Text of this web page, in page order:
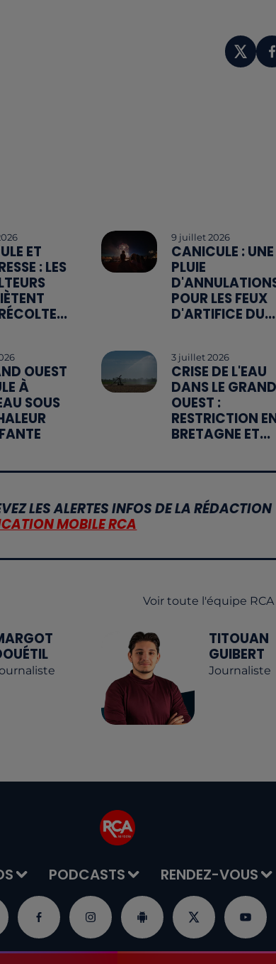
ET
: LES
9 juillet 2026
CANICULE : UNE
PLUIE
POUR LES FEUX
D'ARTIFICE DU...
OUEST
À
SOUS
3 juillet 2026
CRISE DE L'EAU
DANS LE GRAND
OUEST :
RESTRICTION
BRETAGNE ET...
LES ALERTES INFOS DE LA RÉDACTION
MOBILE RCA
Voir toute l'équipe RCA
TITOUAN
GUIBERT
Journaliste
PODCASTS RENDEZ-VOUS